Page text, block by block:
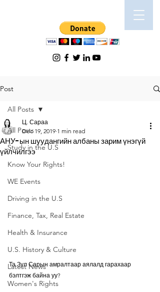
Post
All Posts
Study in the U.S
Know Your Rights!
WE Events
Driving in the U.S
Finance, Tax, Real Estate
Health & Insurance
U.S. History & Culture
Latest News
Women's Rights
All Posts
АНУ-ын шуудангийн албаны зарим үнэгүй
үйлчилгээ
Ц. Сараа
Dec 19, 2019 1 min read
Та Зул Сарын амралтаар аялалд гарахаар
бэлтгэж байна уу?